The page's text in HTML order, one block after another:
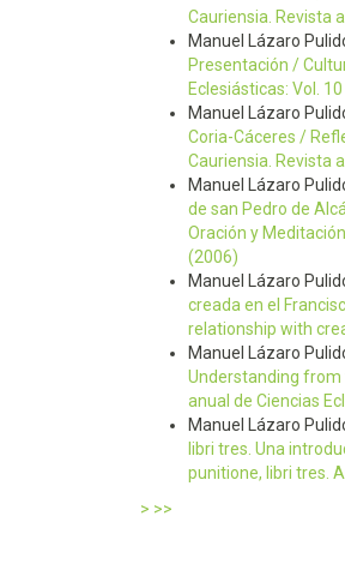
Cauriensia. Revista
Manuel Lázaro
Presentación /
Eclesiásticas: Vol.
Manuel Lázaro
Coria-Cáceres /
Cauriensia. Revista
Manuel Lázaro
de san Pedro de
Oración y
(2006)
Manuel Lázaro
creada en el
relationship with
Manuel Lázaro
Understanding from
anual de Ciencias
Manuel Lázaro
libri tres. Una
punitione, libri tres.
> >>